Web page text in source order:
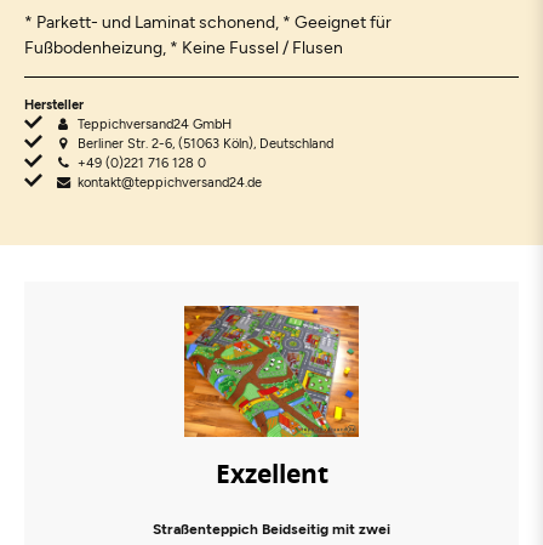
* Parkett- und Laminat schonend, * Geeignet für
Fußbodenheizung, * Keine Fussel / Flusen
Hersteller
Teppichversand24 GmbH
Berliner Str. 2-6, (51063 Köln), Deutschland
+49 (0)221 716 128 0
kontakt@teppichversand24.de
Exzellent
Straßenteppich Beidseitig mit zwei